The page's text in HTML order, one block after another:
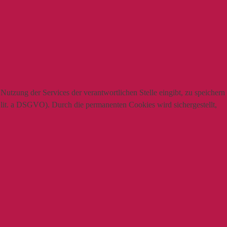
der Services der verantwortlichen Stelle eingibt, zu speichern
a DSGVO). Durch die permanenten Cookies wird sichergestellt,